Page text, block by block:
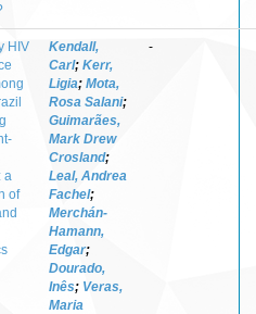
HIV
a
of
Kendall,
Carl; Kerr,
Ligia; Mota,
Rosa Salani;
Guimarães,
Mark Drew
Crosland;
Leal, Andrea
Fachel;
Merchán-
Hamann,
Edgar;
Dourado,
Inês; Veras,
Maria
-